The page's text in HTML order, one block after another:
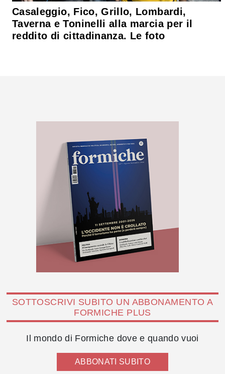
Casaleggio, Fico, Grillo, Lombardi,
Taverna e Toninelli alla marcia per il
reddito di cittadinanza. Le foto
SOTTOSCRIVI SUBITO UN ABBONAMENTO A
FORMICHE PLUS
Il mondo di Formiche dove e quando vuoi
ABBONATI SUBITO